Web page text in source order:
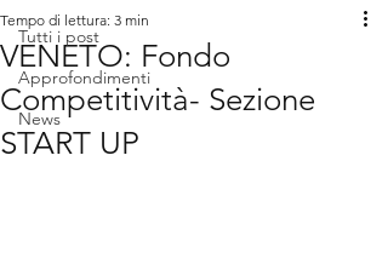
Tutti i post
Approfondimenti
News
VENETO: Fondo
Competitività- Sezione
START UP
Tempo di lettura: 3 min